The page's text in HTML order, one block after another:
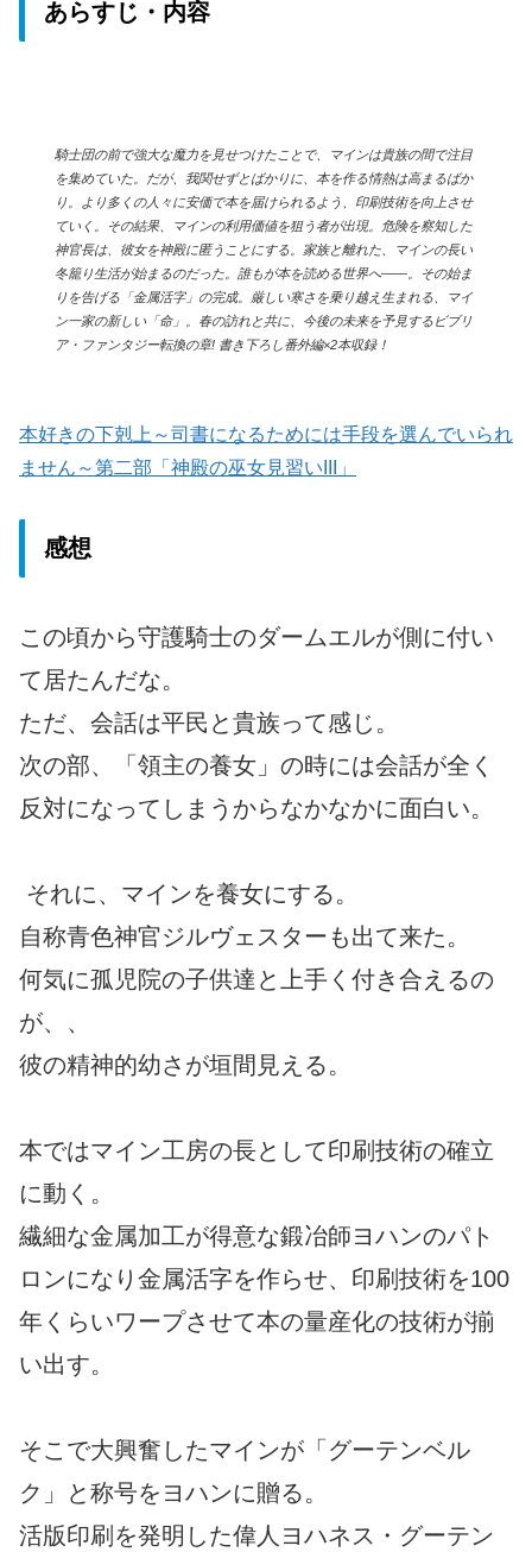
あらすじ・内容
騎士団の前で強大な魔力を見せつけたことで、マインは貴族の間で注目
を集めていた。だが、我関せずとばかりに、本を作る情熱は高まるばか
り。より多くの人々に安価で本を届けられるよう、印刷技術を向上させ
ていく。その結果、マインの利用価値を狙う者が出現。危険を察知した
神官長は、彼女を神殿に匿うことにする。家族と離れた、マインの長い
冬籠り生活が始まるのだった。誰もが本を読める世界へ――。その始ま
りを告げる「金属活字」の完成。厳しい寒さを乗り越え生まれる、マイ
ン一家の新しい「命」。春の訪れと共に、今後の未来を予見するビブリ
ア・ファンタジー転換の章! 書き下ろし番外編×2本収録！
本好きの下剋上～司書になるためには手段を選んでいられ
ません～第二部「神殿の巫女見習いIII」
感想
この頃から守護騎士のダームエルが側に付い
て居たんだな。
ただ、会話は平民と貴族って感じ。
次の部、「領主の養女」の時には会話が全く
反対になってしまうからなかなかに面白い。
それに、マインを養女にする。
自称青色神官ジルヴェスターも出て来た。
何気に孤児院の子供達と上手く付き合えるの
が、、
彼の精神的幼さが垣間見える。
本ではマイン工房の長として印刷技術の確立
に動く。
繊細な金属加工が得意な鍛冶師ヨハンのパト
ロンになり金属活字を作らせ、印刷技術を100
年くらいワープさせて本の量産化の技術が揃
い出す。
そこで大興奮したマインが「グーテンベル
ク」と称号をヨハンに贈る。
活版印刷を発明した偉人ヨハネス・グーテン